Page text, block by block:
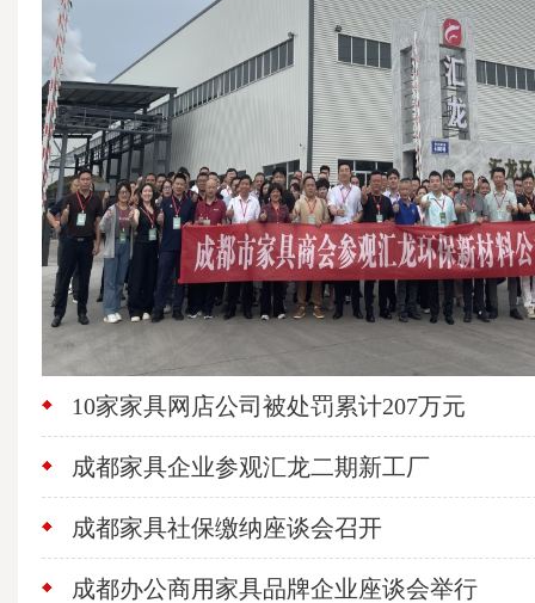
10家家具网店公司被处罚累计207万元
成都家具企业参观汇龙二期新工厂
成都家具社保缴纳座谈会召开
成都办公商用家具品牌企业座谈会举行